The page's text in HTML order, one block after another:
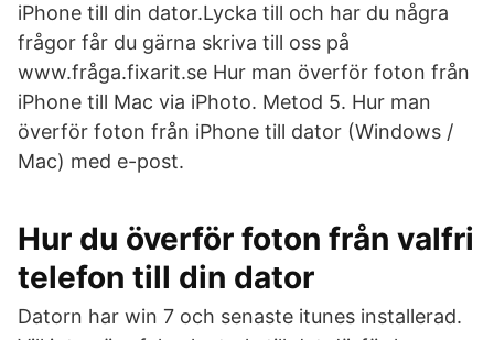
iPhone till din dator.Lycka till och har du några
frågor får du gärna skriva till oss på
www.fråga.fixarit.se Hur man överför foton från
iPhone till Mac via iPhoto. Metod 5. Hur man
överför foton från iPhone till dator (Windows /
Mac) med e-post.
Hur du överför foton från valfri
telefon till din dator
Datorn har win 7 och senaste itunes installerad.